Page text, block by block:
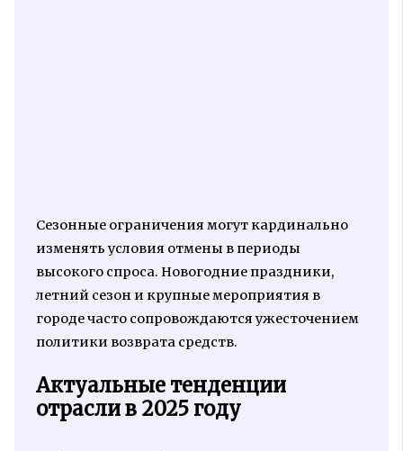
Сезонные ограничения могут кардинально
изменять условия отмены в периоды
высокого спроса. Новогодние праздники,
летний сезон и крупные мероприятия в
городе часто сопровождаются ужесточением
политики возврата средств.
Актуальные тенденции
отрасли в 2025 году